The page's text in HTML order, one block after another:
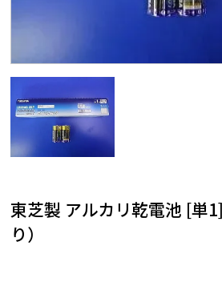
東芝製 アルカリ乾電池 [単
り）